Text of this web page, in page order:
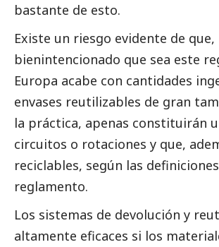
bastante de esto.
Existe un riesgo evidente de
bienintencionado que sea este
Europa acabe con cantidades
envases reutilizables de gran
la práctica, apenas constituirán
circuitos o rotaciones y que,
reciclables, según las
reglamento.
Los sistemas de devolución y
altamente eficaces si los